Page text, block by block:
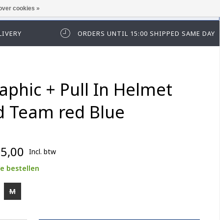
in te loggen of te registeren.
ORDERS UNTIL 15:00 SHIPPED SAME DAY
+ Pull In Helmet
Team red Blue
Incl. btw
bestellen
M
cookies »